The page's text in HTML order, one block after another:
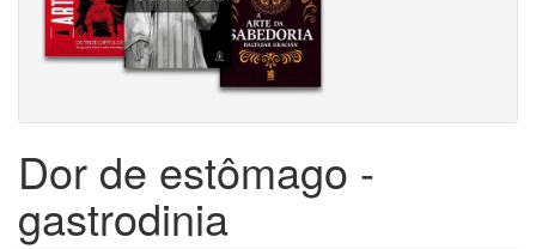
Dor de estômago -
gastrodinia